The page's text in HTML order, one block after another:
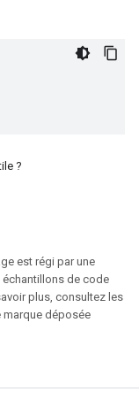
?
est régi par une
échantillons de code
plus, consultez les
marque déposée